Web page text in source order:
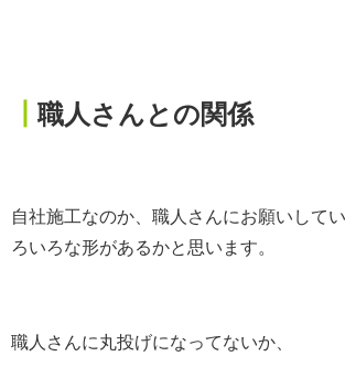
職人さんとの関係
自社施工なのか、職人さんにお願いして
ろいろな形があるかと思います。
職人さんに丸投げになってないか、